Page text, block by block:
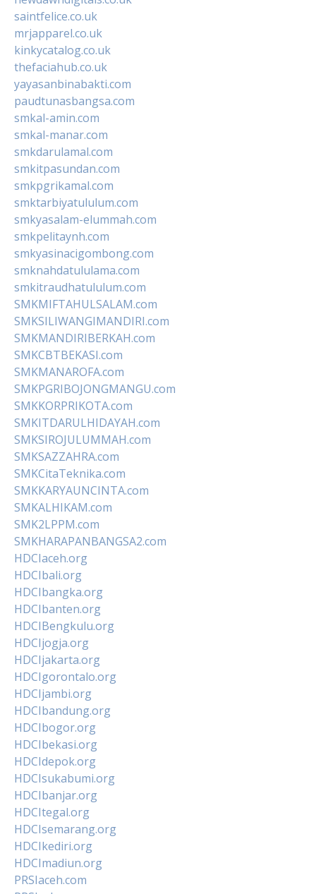
saintfelice.co.uk
mrjapparel.co.uk
kinkycatalog.co.uk
thefaciahub.co.uk
yayasanbinabakti.com
paudtunasbangsa.com
smkal-amin.com
smkal-manar.com
smkdarulamal.com
smkitpasundan.com
smkpgrikamal.com
smktarbiyatululum.com
smkyasalam-elummah.com
smkpelitaynh.com
smkyasinacigombong.com
smknahdatululama.com
smkitraudhatululum.com
SMKMIFTAHULSALAM.com
SMKSILIWANGIMANDIRI.com
SMKMANDIRIBERKAH.com
SMKCBTBEKASI.com
SMKMANAROFA.com
SMKPGRIBOJONGMANGU.com
SMKKORPRIKOTA.com
SMKITDARULHIDAYAH.com
SMKSIROJULUMMAH.com
SMKSAZZAHRA.com
SMKCitaTeknika.com
SMKKARYAUNCINTA.com
SMKALHIKAM.com
SMK2LPPM.com
SMKHARAPANBANGSA2.com
HDCIaceh.org
HDCIbali.org
HDCIbangka.org
HDCIbanten.org
HDCIBengkulu.org
HDCIjogja.org
HDCIjakarta.org
HDCIgorontalo.org
HDCIjambi.org
HDCIbandung.org
HDCIbogor.org
HDCIbekasi.org
HDCIdepok.org
HDCIsukabumi.org
HDCIbanjar.org
HDCItegal.org
HDCIsemarang.org
HDCIkediri.org
HDCImadiun.org
PRSIaceh.com